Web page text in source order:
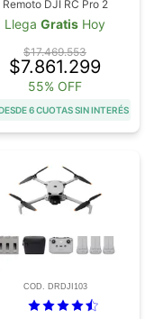
Remoto DJI RC Pro 2
Llega Gratis Hoy
$17.469.553
$7.861.299
55% OFF
6 CUOTAS SIN INTERÉS
COD. DRDJI103